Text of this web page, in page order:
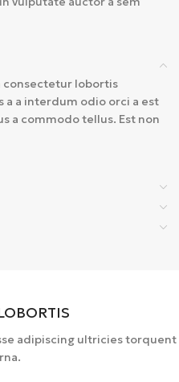
consectetur lobortis
a interdum odio orci a est
a commodo tellus. Est non
adipiscing ultricies torquent